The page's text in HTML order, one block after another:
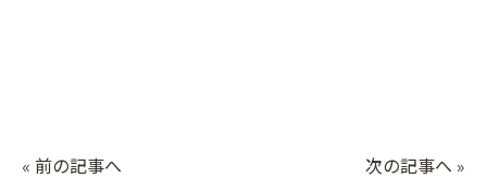
« 前の記事へ 次の記事へ »